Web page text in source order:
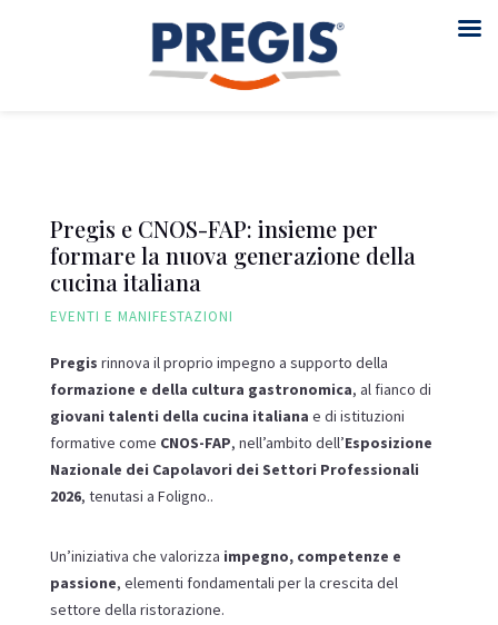
Pregis e CNOS-FAP: insieme per
formare la nuova generazione della
cucina italiana
EVENTI E MANIFESTAZIONI
Pregis rinnova il proprio impegno a supporto della
formazione e della cultura gastronomica, al fianco di
giovani talenti della cucina italiana e di istituzioni
formative come CNOS-FAP, nell’ambito dell’Esposizione
Nazionale dei Capolavori dei Settori Professionali
2026, tenutasi a Foligno..
Un’iniziativa che valorizza impegno, competenze e
passione, elementi fondamentali per la crescita del
settore della ristorazione.